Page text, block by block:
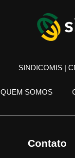
SINDICOMIS |
QUEM SOMOS
Contato